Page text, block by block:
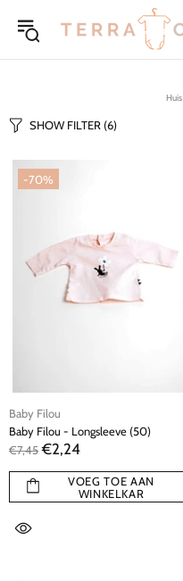
Huis
SHOW FILTER (6)
-70%
Baby Filou
Baby Filou - Longsleeve (50)
€7,45 €2,24
VOEG TOE AAN
WINKELKAR